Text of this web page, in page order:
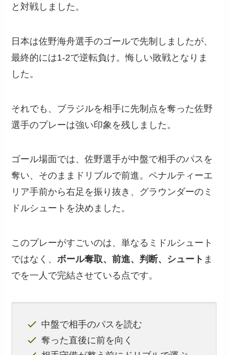
と対戦しました。
日本は佐野海舟選手のゴールで先制しましたが、
最終的には1-2で逆転負け。悔しい敗戦となりま
した。
それでも、ブラジルを相手に先制点を奪った佐野
選手のプレーは強い印象を残しました。
ゴール場面では、佐野選手が中盤で相手のパスを
奪い、そのままドリブルで前進。ペナルティーエ
リア手前から右足を振り抜き、グラウンダーのミ
ドルシュートを決めました。
このプレーがすごいのは、単なるミドルシュート
ではなく、ボール奪取、前進、判断、シュート ま
でを一人で完結させている点です。
中盤で相手のパスを読む
奪った直後に前を向く